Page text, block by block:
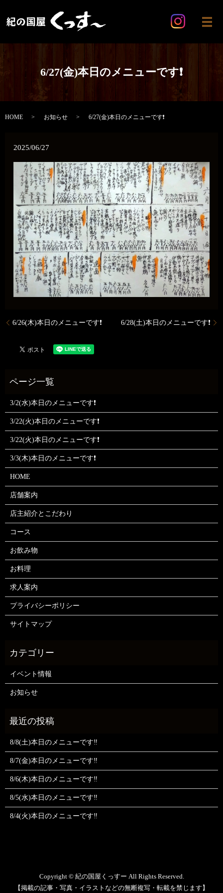
メ
6/27(金)本日のメニューです❗️
HOME お知らせ 6/27(金)本日のメニューです❗️
2025/06/27
6/26(木)本日のメニューです❗️ 6/28(土)本日のメニューです❗️
3/2(水)本日のメニューです❗
3/22(火)本日のメニューです❗
3/22(火)本日のメニューです❗
3/3(木)本日のメニューです❗
HOME
店舗案内
店主紹介とこだわり
コース
お飲み物
お料理
求人案内
プライバシーポリシー
サイトマップ
イベント情報
お知らせ
8/8(土)本日のメニューです‼️
8/7(金)本日のメニューです‼️
8/6(木)本日のメニューです‼️
8/5(水)本日のメニューです‼️
8/4(火)本日のメニューです‼️
Copyright © 紀の国屋くっすー All Rights Reserved.
【掲載の記事・写真・イラストなどの無断複写・転載を禁じます】